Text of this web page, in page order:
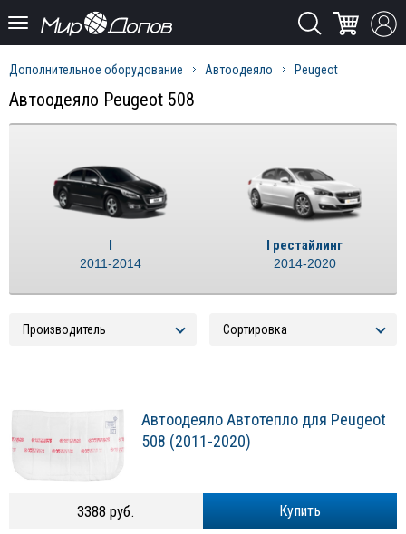
Дополнительное оборудование Автоодеяло Peugeot
Автоодеяло Peugeot 508
I
2011-2014
I рестайлинг
2014-2020
Автоодеяло Автотепло для Peugeot
508 (2011-2020)
Купить
3388 руб.